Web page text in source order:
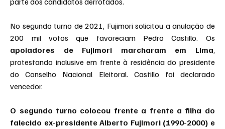
No segundo turno de 2021, Fujimori solicitou a anulação de
apoiadores de Fujimori marcharam em Lima,
protestando inclusive em frente à residência do presidente
do Conselho Nacional Eleitoral. Castillo foi declarado
vencedor.
O segundo turno colocou frente a frente a filha do
falecido ex-presidente Alberto Fujimori (1990-2000) e